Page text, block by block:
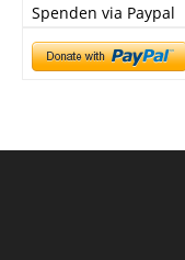
Spenden via Paypal